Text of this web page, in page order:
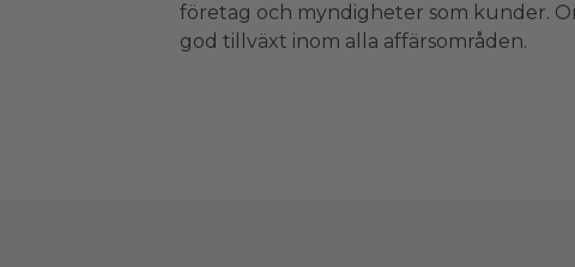
företag och myndigheter som kunder.
god tillväxt inom alla affärsområden.